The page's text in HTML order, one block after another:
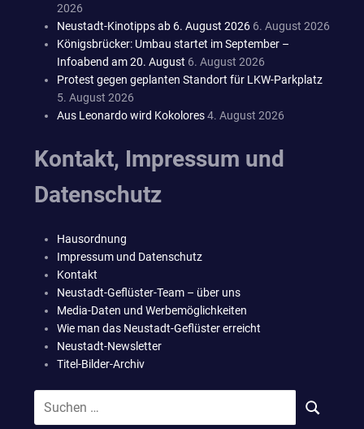
2026
Neustadt-Kinotipps ab 6. August 2026 6. August 2026
Königsbrücker: Umbau startet im September –
Infoabend am 20. August 6. August 2026
Protest gegen geplanten Standort für LKW-Parkplatz
5. August 2026
Aus Leonardo wird Kokolores4. August 2026
Kontakt, Impressum und
Datenschutz
Hausordnung
Impressum und Datenschutz
Kontakt
Neustadt-Geflüster-Team – über uns
Media-Daten und Werbemöglichkeiten
Wie man das Neustadt-Geflüster erreicht
Neustadt-Newsletter
Titel-Bilder-Archiv
SUCHEN